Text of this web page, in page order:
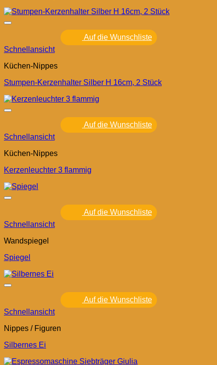
Auf die Wunschliste
Schnellansicht
Küchen-Nippes
Stumpen-Kerzenhalter Silber H 16cm, 2 Stück
Auf die Wunschliste
Schnellansicht
Küchen-Nippes
Kerzenleuchter 3 flammig
Auf die Wunschliste
Schnellansicht
Wandspiegel
Spiegel
Auf die Wunschliste
Schnellansicht
Nippes / Figuren
Silbernes Ei